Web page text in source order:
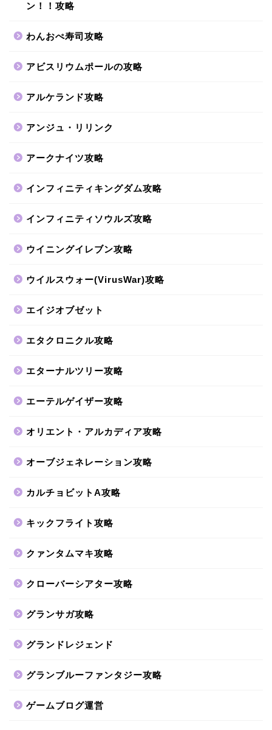
ン！！攻略
わんおぺ寿司攻略
アビスリウムポールの攻略
アルケランド攻略
アンジュ・リリンク
アークナイツ攻略
インフィニティキングダム攻略
インフィニティソウルズ攻略
ウイニングイレブン攻略
ウイルスウォー(VirusWar)攻略
エイジオブゼット
エタクロニクル攻略
エターナルツリー攻略
エーテルゲイザー攻略
オリエント・アルカディア攻略
オーブジェネレーション攻略
カルチョビットA攻略
キックフライト攻略
クァンタムマキ攻略
クローバーシアター攻略
グランサガ攻略
グランドレジェンド
グランブルーファンタジー攻略
ゲームブログ運営